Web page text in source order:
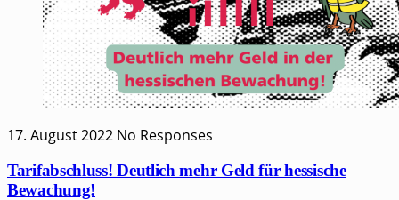
17. August 2022 No Responses
Tarifabschluss! Deutlich mehr Geld für hessische
Bewachung!